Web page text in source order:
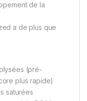
de la
a de plus que
(pré-
plus rapide)
saturées